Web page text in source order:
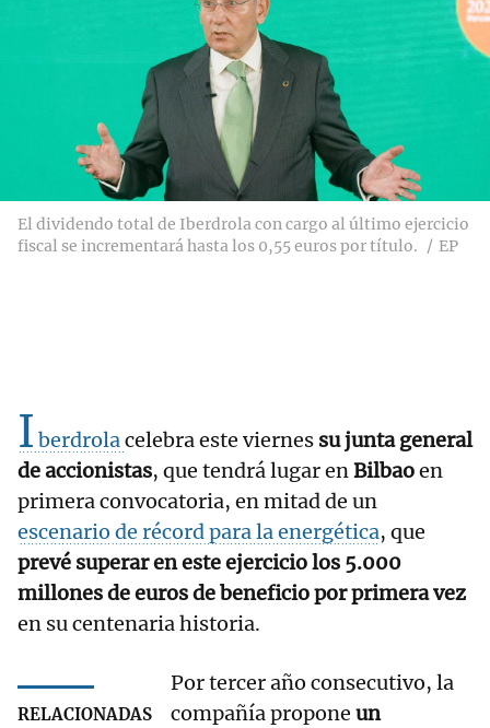
El dividendo total de Iberdrola con cargo al último ejercicio
fiscal se incrementará hasta los 0,55 euros por título.
EP
I berdrolacelebra este viernes su junta general
de accionistas, que tendrá lugar enBilbaoen
primera convocatoria, en mitad de un
escenario de récord para la energética, que
prevé superar en este ejercicio los 5.000
millones de eurosde beneficio por primera vez
en su centenaria historia.
RELACIONADAS
Por tercer año consecutivo, la
compañía propone un